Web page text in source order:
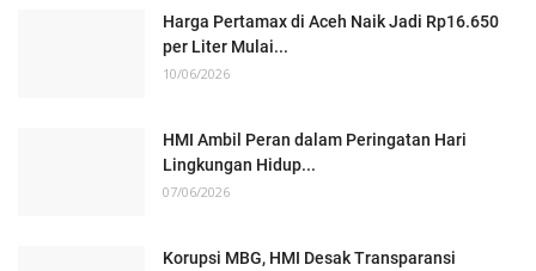
Harga Pertamax di Aceh Naik Jadi Rp16.650
per Liter Mulai...
10/06/2026
HMI Ambil Peran dalam Peringatan Hari
Lingkungan Hidup...
07/06/2026
Korupsi MBG, HMI Desak Transparansi